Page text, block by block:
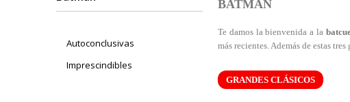
BATMAN
Te damos la bienvenida a la
más recientes. Además de estas
GRANDES CLÁSICOS
Autoconclusivas
Imprescindibles